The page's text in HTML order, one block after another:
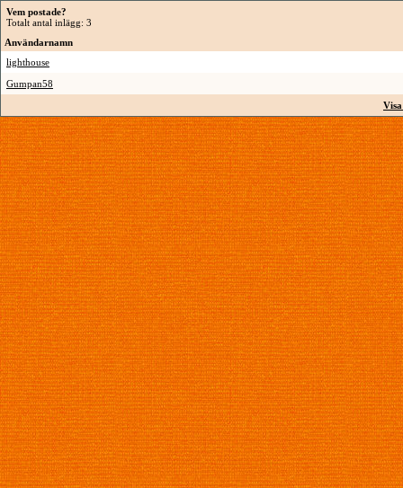
Vem postade?
Totalt antal inlägg: 3
Användarnamn
lighthouse
Gumpan58